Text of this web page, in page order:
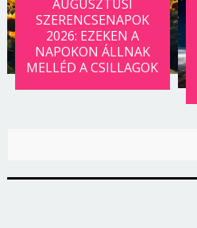
AUGUSZTUSI
SZERENCSENAPOK
2026: EZEKEN A
NAPOKON ÁLLNAK
MELLÉD A CSILLAGOK